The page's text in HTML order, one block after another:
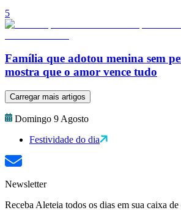
5
Família que adotou menina sem
mostra que o amor vence tudo
Carregar mais artigos
Domingo 9 Agosto
Festividade do dia
Newsletter
Receba Aleteia todos os dias em sua caixa